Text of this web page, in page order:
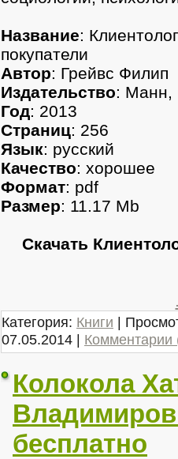
Название:
покупатели
Автор: Грейвс Филип
Издательство: Манн,
Год: 2013
Страниц: 256
Язык: русский
Качество: хорошее
Формат: pdf
Размер: 11.17 Mb
Скачать
Категория: Книги |
07.05.2014 | Комментарии
Колокола
бесплатно